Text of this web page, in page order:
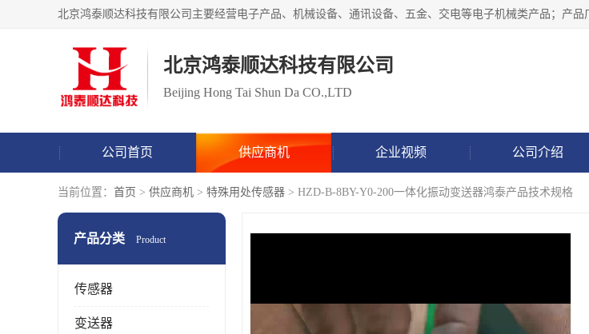
北京鸿泰顺达科技有限公司
Beijing Hong Tai Shun Da CO.,LTD
公司首页 供应商机 企业视频 公司介绍
当前位置： 首页 > 供应商机 > 特殊用处传感器 > HZD-B-8BY-Y0-200一体化振动变送器鸿泰产品技术规格
产品分类 Product
传感器
变送器